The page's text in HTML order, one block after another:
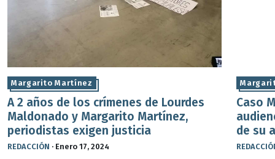
Margarito Martínez
A 2 años de los crímenes de Lourdes
Maldonado y Margarito Martínez,
periodistas exigen justicia
REDACCIÓN · Enero 17, 2024
Caso
de su